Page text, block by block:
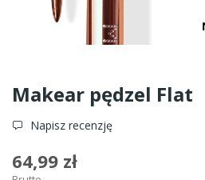
Makear pędzel Flat
Napisz recenzję
64,99 zł